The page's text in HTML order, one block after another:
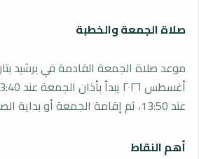
صلاة الجمعة والخطبة
عند 13:50، ثم إقامة الجمعة أو بداية الصلاة عند 14:20.
أهم النقاط